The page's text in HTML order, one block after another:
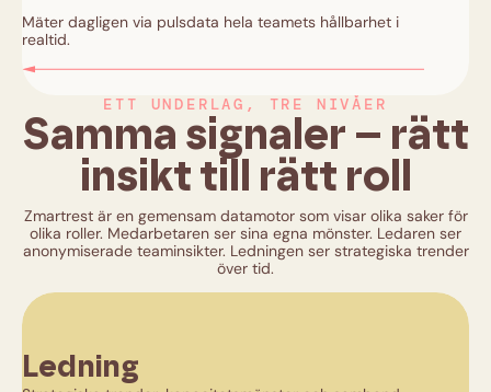
Mäter dagligen via pulsdata hela teamets hållbarhet i
realtid.
ETT UNDERLAG, TRE NIVÅER
Samma signaler – rätt
insikt till rätt roll
Zmartrest är en gemensam datamotor som visar olika saker för
olika roller. Medarbetaren ser sina egna mönster. Ledaren ser
anonymiserade teaminsikter. Ledningen ser strategiska trender
över tid.
Ledning